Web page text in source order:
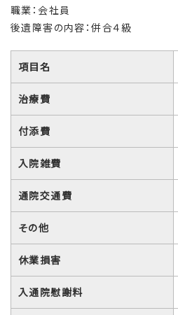
職業：会社員
後遺障害の内容：併合４級
項目名
治療費
付添費
入院雑費
通院交通費
その他
休業損害
入通院慰謝料